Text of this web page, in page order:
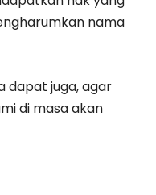
nama
dapat juga, agar
di masa akan